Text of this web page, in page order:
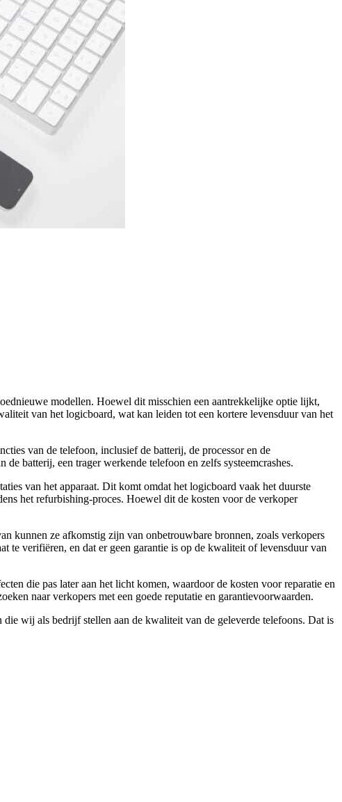
modellen. Hoewel dit misschien een aantrekkelijke optie lijkt,
van het logicboard, wat kan leiden tot een kortere levensduur van het
van de telefoon, inclusief de batterij, de processor en de
batterij, een trager werkende telefoon en zelfs systeemcrashes.
van het apparaat. Dit komt omdat het logicboard vaak het duurste
het refurbishing-proces. Hoewel dit de kosten voor de verkoper
kunnen ze afkomstig zijn van onbetrouwbare bronnen, zoals verkopers
te verifiëren, en dat er geen garantie is op de kwaliteit of levensduur van
die pas later aan het licht komen, waardoor de kosten voor reparatie en
naar verkopers met een goede reputatie en garantievoorwaarden.
wij als bedrijf stellen aan de kwaliteit van de geleverde telefoons. Dat is